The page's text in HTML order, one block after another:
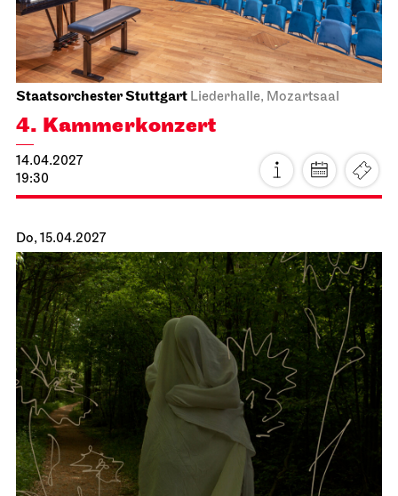
Mi, 31.03.2027
Stuttgarter Ballett
Opernhaus
Ballettabend
MODERN ELEGIES
31.03.2027
19:00